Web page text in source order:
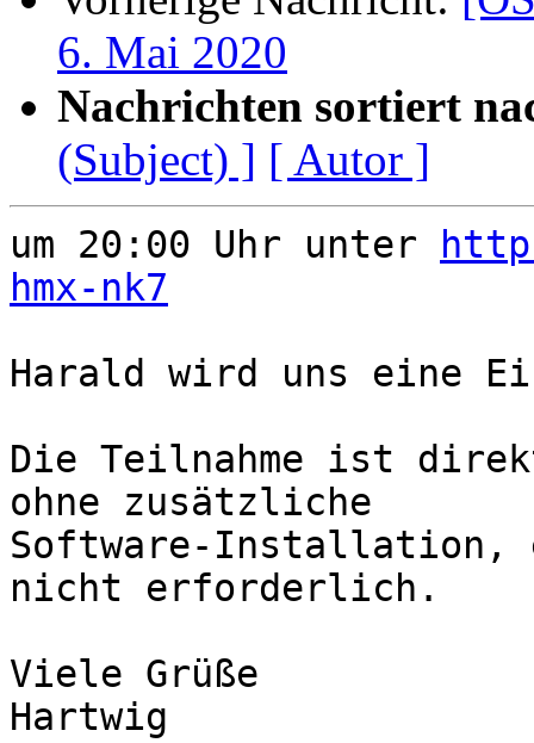
6. Mai 2020
Nachrichten sortiert
(Subject) ] [ Autor ]
um 20:00 Uhr unter
hmx-nk7
Harald wird uns eine
Die Teilnahme ist
ohne zusätzliche
Software-Installation,
nicht erforderlich.
Viele Grüße
Hartwig